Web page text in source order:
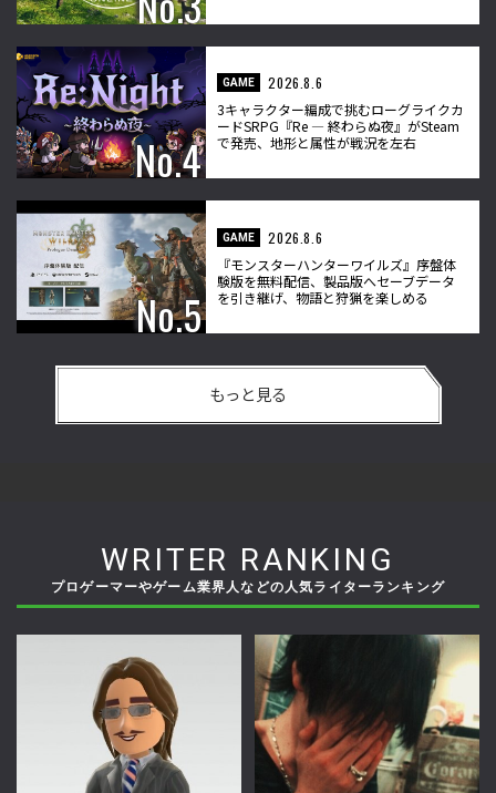
GAME
2026.8.6
3キャラクター編成で挑むローグライクカ
ードSRPG『Re ― 終わらぬ夜』がSteam
で発売、地形と属性が戦況を左右
GAME
2026.8.6
『モンスターハンターワイルズ』序盤体
験版を無料配信、製品版へセーブデータ
を引き継げ、物語と狩猟を楽しめる
もっと見る
WRITER RANKING
プロゲーマーやゲーム業界人などの人気ライターランキング